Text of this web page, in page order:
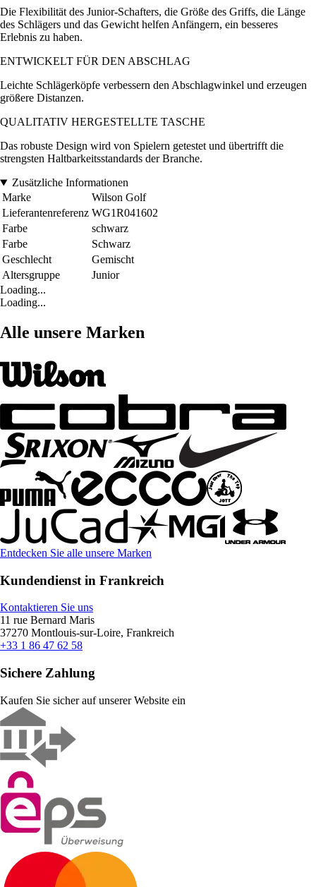
Die Flexibilität des Junior-Schafters, die Größe des Griffs, die Länge
des Schlägers und das Gewicht helfen Anfängern, ein besseres
Erlebnis zu haben.
ENTWICKELT FÜR DEN ABSCHLAG
Leichte Schlägerköpfe verbessern den Abschlagwinkel und erzeugen
größere Distanzen.
QUALITATIV HERGESTELLTE TASCHE
Das robuste Design wird von Spielern getestet und übertrifft die
strengsten Haltbarkeitsstandards der Branche.
Zusätzliche Informationen
Marke
Wilson Golf
Lieferantenreferenz WG1R041602
Farbe
schwarz
Farbe
Schwarz
Geschlecht
Gemischt
Altersgruppe
Junior
Loading...
Loading...
Alle unsere Marken
Entdecken Sie alle unsere Marken
Kundendienst in Frankreich
Kontaktieren Sie uns
11 rue Bernard Maris
37270 Montlouis-sur-Loire, Frankreich
+33 1 86 47 62 58
Sichere Zahlung
Kaufen Sie sicher auf unserer Website ein